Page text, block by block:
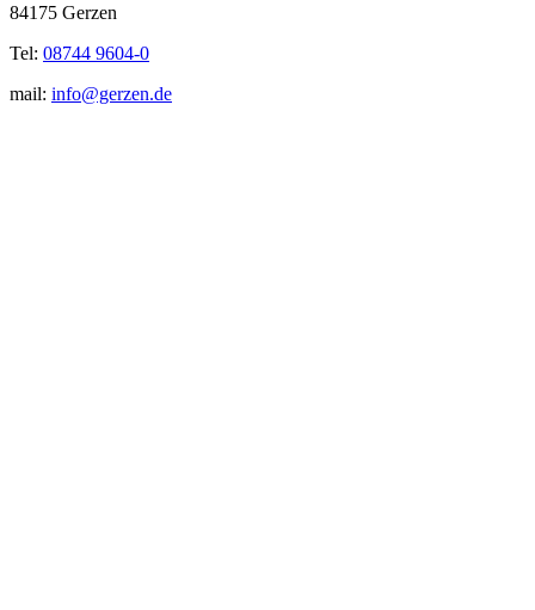
84175 Gerzen
Tel: 08744 9604-0
mail: info@gerzen.de